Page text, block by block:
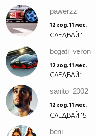
pawerzz
12 год. 11 мес.
СЛЕДВАЙ1
bogati_veron
12 год. 11 мес.
СЛЕДВАЙ1
sanito_2002
12 год. 11 мес.
СЛЕДВАЙ15
beni